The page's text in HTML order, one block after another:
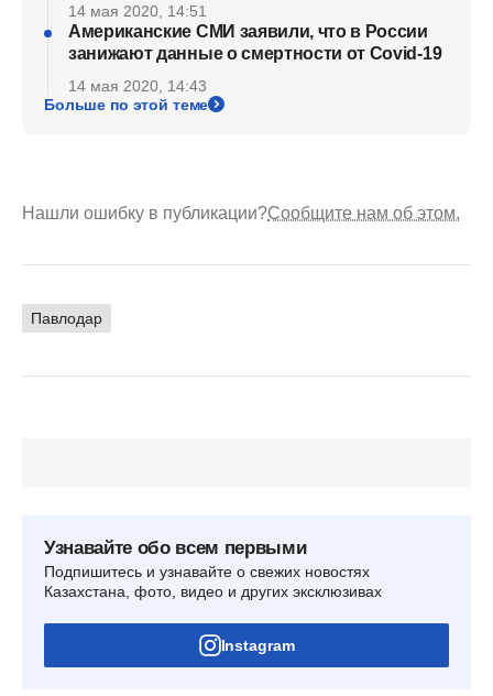
14 мая 2020, 14:51
Американские СМИ заявили, что в России
занижают данные о смертности от Covid-19
14 мая 2020, 14:43
Больше по этой теме
Нашли ошибку в публикации?Сообщите нам об этом.
Павлодар
Узнавайте обо всем первыми
Подпишитесь и узнавайте о свежих новостях
Казахстана, фото, видео и других эксклюзивах
Instagram